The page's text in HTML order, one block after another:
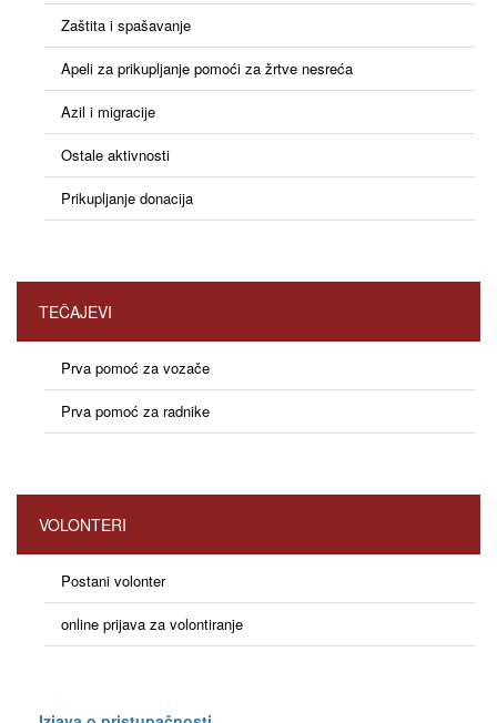
Zaštita i spašavanje
Apeli za prikupljanje pomoći za žrtve nesreća
Azil i migracije
Ostale aktivnosti
Prikupljanje donacija
TEČAJEVI
Prva pomoć za vozače
Prva pomoć za radnike
VOLONTERI
Postani volonter
online prijava za volontiranje